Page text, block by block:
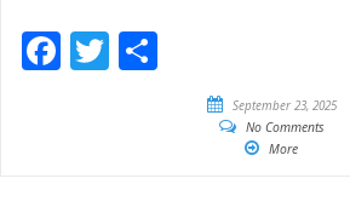
Facebook
Twitter
September 23, 2025
No Comments
More